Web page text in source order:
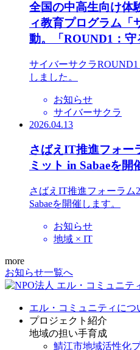
全国の中高生向け体
ィ教育プログラム「
動。「ROUND1：守
サイバーサクラ
しました。
お知らせ
サイバーサクラ
2026.04.13
さばえIT推進フォー
ミット in Sabaeを開
さばえIT推進フォーラム
Sabaeを開催します。
お知らせ
地域 × IT
more
お知らせ一覧へ
エル・コミュニティにつ
プロジェクト紹介
地域の担い手育成
鯖江市地域活性化